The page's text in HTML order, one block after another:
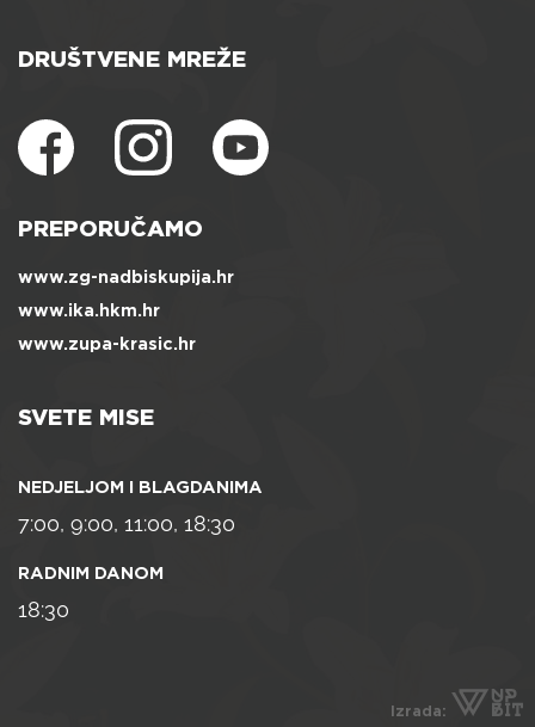
DRUŠTVENE MREŽE
PREPORUČAMO
www.zg-nadbiskupija.hr
www.ika.hkm.hr
www.zupa-krasic.hr
SVETE MISE
NEDJELJOM I BLAGDANIMA
7:00, 9:00, 11:00, 18:30
RADNIM DANOM
18:30
Izrada: